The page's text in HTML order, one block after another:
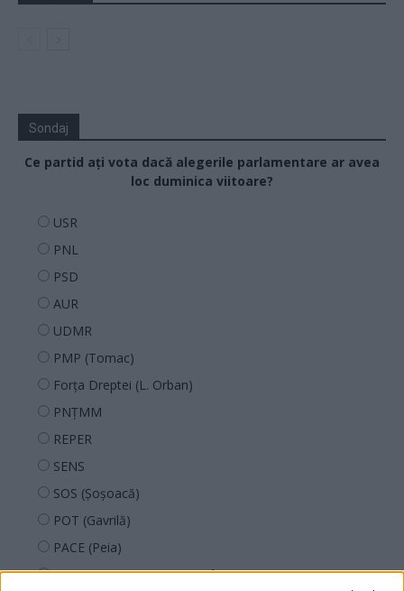
Sondaj
Ce partid ați vota dacă alegerile parlamentare ar avea
loc duminica viitoare?
USR
PNL
PSD
AUR
UDMR
PMP (Tomac)
Forța Dreptei (L. Orban)
PNȚMM
REPER
SENS
SOS (Șoșoacă)
POT (Gavrilă)
PACE (Peia)
Acțiunea Conservatoare (Târziu)